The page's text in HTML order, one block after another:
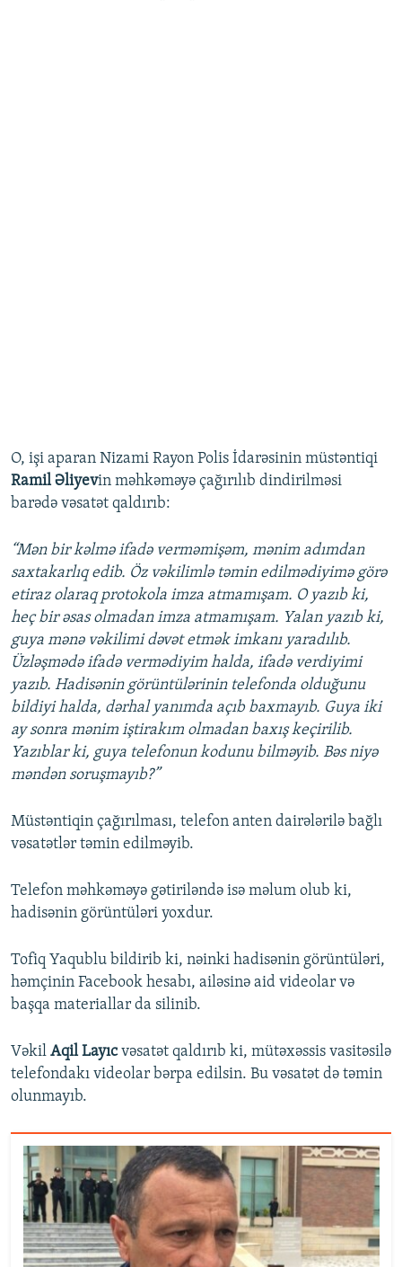
O, işi aparan Nizami Rayon Polis İdarəsinin müstəntiqi
Ramil Əliyevin məhkəməyə çağırılıb dindirilməsi
barədə vəsatət qaldırıb:
“Mən bir kəlmə ifadə verməmişəm, mənim adımdan
saxtakarlıq edib. Öz vəkilimlə təmin edilmədiyimə görə
etiraz olaraq protokola imza atmamışam. O yazıb ki,
heç bir əsas olmadan imza atmamışam. Yalan yazıb ki,
guya mənə vəkilimi dəvət etmək imkanı yaradılıb.
Üzləşmədə ifadə vermədiyim halda, ifadə verdiyimi
yazıb. Hadisənin görüntülərinin telefonda olduğunu
bildiyi halda, dərhal yanımda açıb baxmayıb. Guya iki
ay sonra mənim iştirakım olmadan baxış keçirilib.
Yazıblar ki, guya telefonun kodunu bilməyib. Bəs niyə
məndən soruşmayıb?”
Müstəntiqin çağırılması, telefon anten dairələrilə bağlı
vəsatətlər təmin edilməyib.
Telefon məhkəməyə gətiriləndə isə məlum olub ki,
hadisənin görüntüləri yoxdur.
Tofiq Yaqublu bildirib ki, nəinki hadisənin görüntüləri,
həmçinin Facebook hesabı, ailəsinə aid videolar və
başqa materiallar da silinib.
Vəkil Aqil Layıcvəsatət qaldırıb ki, mütəxəssis vasitəsilə
telefondakı videolar bərpa edilsin. Bu vəsatət də təmin
olunmayıb.